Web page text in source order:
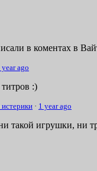
в коментах в
year ago
:)
· 1 year ago
такой игрушки, ни